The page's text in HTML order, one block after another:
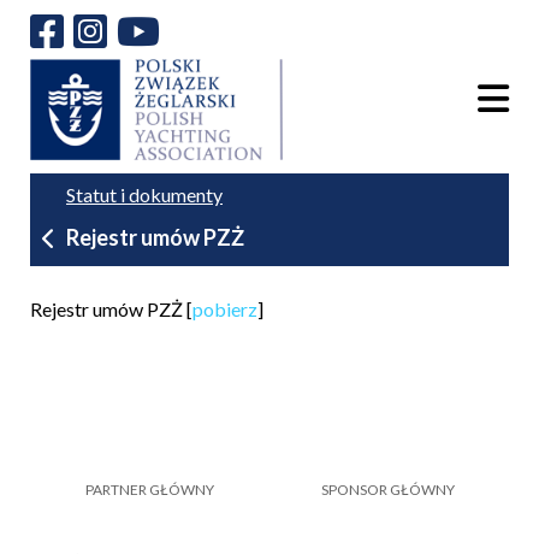
Statut i dokumenty
Rejestr umów PZŻ
Rejestr umów PZŻ [pobierz]
PARTNER GŁÓWNY SPONSOR GŁÓWNY